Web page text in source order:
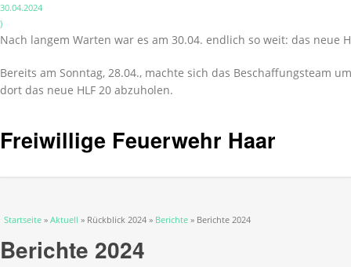
30.04.2024
)
Nach langem Warten war es am 30.04. endlich so weit: das
Bereits am Sonntag, 28.04., machte sich das Beschaffungsteam
dort das neue HLF 20 abzuholen.
Freiwillige Feuerwehr Haar
Sie sind hier
Startseite » Aktuell » Rückblick 2024 » Berichte » Berichte 2024
Berichte 2024